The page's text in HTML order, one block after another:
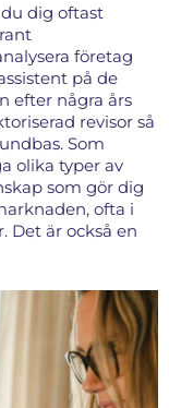
dig oftast
företag
på de
efter några års
revisor så
Som
olika typer av
som gör dig
ofta i
Det är också en